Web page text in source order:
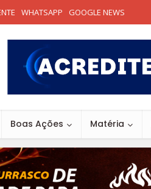
WHATSAPP GOOGLE NEWS
Boas Ações Matéria